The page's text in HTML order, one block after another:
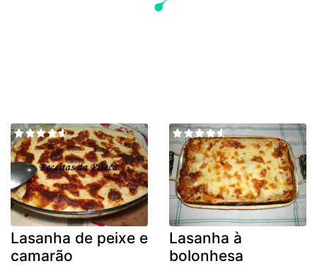
Lasanha de peixe e
camarão
Lasanha à
bolonhesa